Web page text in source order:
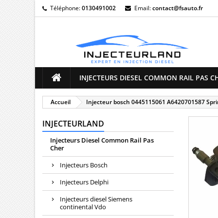
Téléphone:0130491002 Email:contact@fsauto.fr
INJECTEURS DIESEL COMMON RAIL PAS
Accueil Injecteur bosch 0445115061 A6420701587
INJECTEURLAND
Injecteurs Diesel Common Rail Pas
Cher
Injecteurs Bosch
Injecteurs Delphi
Injecteurs diesel Siemens
continental Vdo